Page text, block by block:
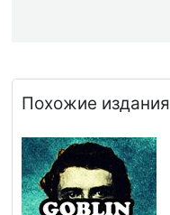
Похожие издания